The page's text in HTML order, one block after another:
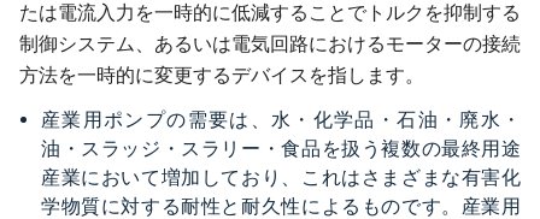
たは電流入力を一時的に低減することでトルクを抑制する
制御システム、あるいは電気回路におけるモーターの接続
方法を一時的に変更するデバイスを指します。
産業用ポンプの需要は、水・化学品・石油・廃水・
油・スラッジ・スラリー・食品を扱う複数の最終用途
産業において増加しており、これはさまざまな有害化
学物質に対する耐性と耐久性によるものです。産業用